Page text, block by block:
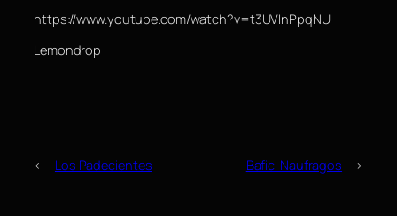
https://www.youtube.com/watch?v=t3UVInPpqNU
Lemondrop
← Los Padecientes Bafici Naufragos →